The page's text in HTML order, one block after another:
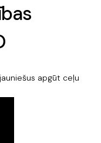
apgūt ceļu